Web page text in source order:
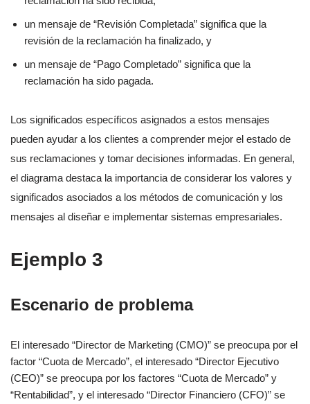
un mensaje de “Revisión Completada” significa que la
revisión de la reclamación ha finalizado, y
un mensaje de “Pago Completado” significa que la
reclamación ha sido pagada.
Los significados específicos asignados a estos mensajes
pueden ayudar a los clientes a comprender mejor el estado de
sus reclamaciones y tomar decisiones informadas. En general,
el diagrama destaca la importancia de considerar los valores y
significados asociados a los métodos de comunicación y los
mensajes al diseñar e implementar sistemas empresariales.
Ejemplo 3
Escenario de problema
El interesado “Director de Marketing (CMO)” se preocupa por el
factor “Cuota de Mercado”, el interesado “Director Ejecutivo
(CEO)” se preocupa por los factores “Cuota de Mercado” y
“Rentabilidad”, y el interesado “Director Financiero (CFO)” se